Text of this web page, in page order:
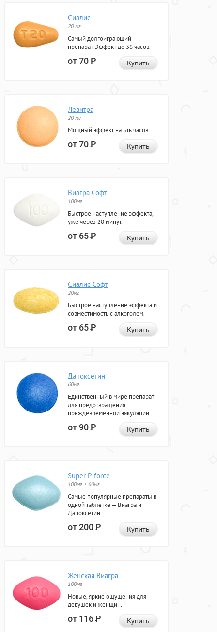
Сиалис
20 мг
Самый долгоиграющий
препарат. Эффект до 36 часов.
от 70Р Купить
Левитра
20 мг
Мощный эффект на 5ть часов.
от 70Р Купить
Виагра Софт
100мг
Быстрое наступление эффекта,
уже через 20 минут.
от 65Р Купить
Сиалис Софт
20мг
Быстрое наступление эффекта и
совместимость с алкоголем.
от 65Р Купить
Дапоксетин
60мг
Единственный в мире препарат
для предотвращения
преждевременной эякуляции.
от 90Р Купить
Super P-force
100мг + 60мг
Самые популярные препараты в
одной таблетке — Виагра и
Дапоксетин.
от 200Р Купить
Женская Виагра
100мг
Новые, яркие ощущения для
девушек и женщин.
от 116Р Купить